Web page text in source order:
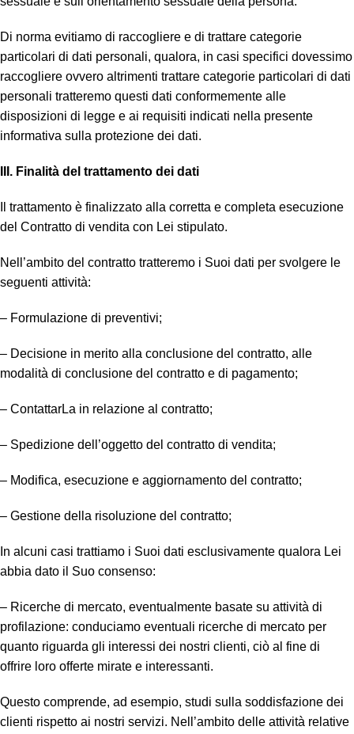
Di norma evitiamo di raccogliere e di trattare categorie
particolari di dati personali, qualora, in casi specifici dovessimo
raccogliere ovvero altrimenti trattare categorie particolari di dati
personali tratteremo questi dati conformemente alle
disposizioni di legge e ai requisiti indicati nella presente
informativa sulla protezione dei dati.
III. Finalità del trattamento dei dati
Il trattamento è finalizzato alla corretta e completa esecuzione
del Contratto di vendita con Lei stipulato.
Nell’ambito del contratto tratteremo i Suoi dati per svolgere le
seguenti attività:
– Formulazione di preventivi;
– Decisione in merito alla conclusione del contratto, alle
modalità di conclusione del contratto e di pagamento;
– ContattarLa in relazione al contratto;
– Spedizione dell’oggetto del contratto di vendita;
– Modifica, esecuzione e aggiornamento del contratto;
– Gestione della risoluzione del contratto;
In alcuni casi trattiamo i Suoi dati esclusivamente qualora Lei
abbia dato il Suo consenso:
– Ricerche di mercato, eventualmente basate su attività di
profilazione: conduciamo eventuali ricerche di mercato per
quanto riguarda gli interessi dei nostri clienti, ciò al fine di
offrire loro offerte mirate e interessanti.
Questo comprende, ad esempio, studi sulla soddisfazione dei
clienti rispetto ai nostri servizi. Nell’ambito delle attività relative